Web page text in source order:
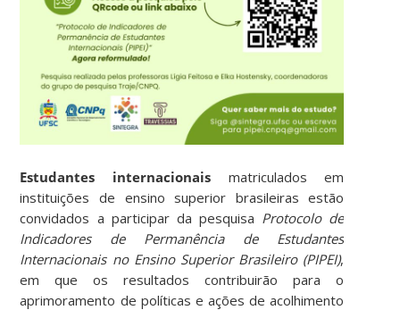
Estudantes internacionais matriculados em
instituições de ensino superior brasileiras estão
convidados a participar da pesquisa Protocolo de
Indicadores de Permanência de Estudantes
Internacionais no Ensino Superior Brasileiro (PIPEI),
em que os resultados contribuirão para o
aprimoramento de políticas e ações de acolhimento